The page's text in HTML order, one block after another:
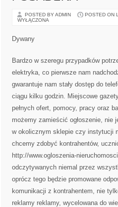
POSTED BY ADMIN POSTED ON
WYŁĄCZONA
Dywany
Bardzo w szeregu przypadków
elektryka, co pierwsze nam
gwarantuje nam stały dostęp do
ciągu kilku godzin. Miejscowe
pełnych ofert, pomocy, pracy oraz
możemy zamieścić ogłoszenie, nie
w okolicznym sklepie czy instytucji
chcemy zdobyć kontrahentów,
http://www.ogloszenia-
odczytywanych niemal przez
oprócz tego będzie promowane
komunikacji z kontrahentem, nie
reklamy reklamy, wycelowana do